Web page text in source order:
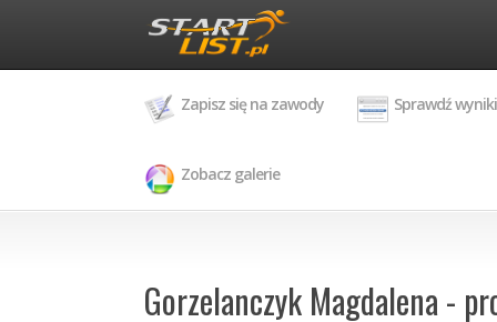
Zapisz się na zawody Sprawdź wyniki
Zobacz galerie
Gorzelanczyk Magdalena -